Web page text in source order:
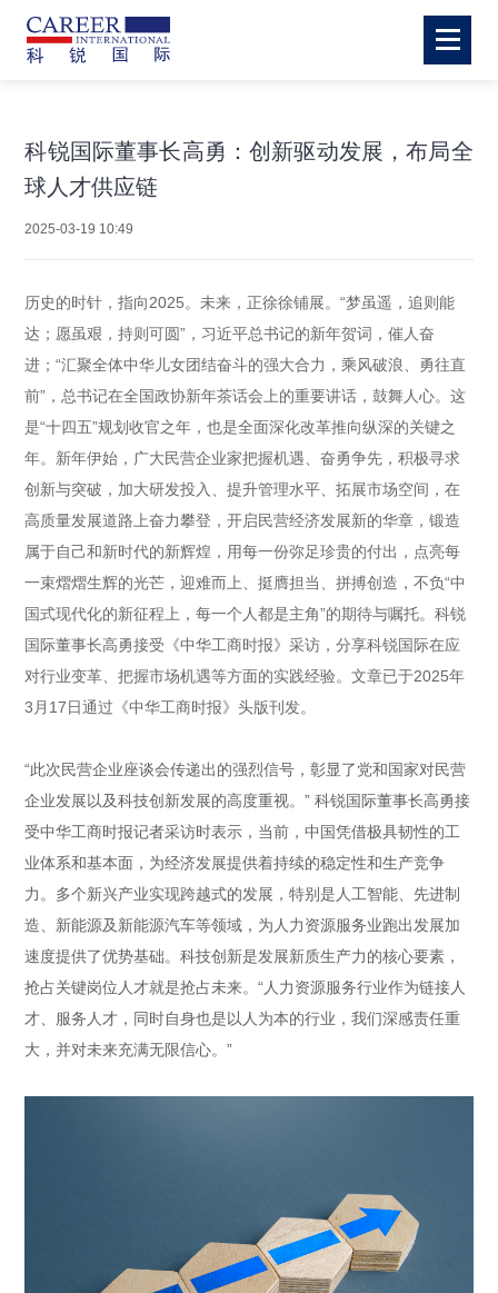
科锐国际董事长高勇：创新驱动发展，布局全
球人才供应链
2025-03-19 10:49
历史的时针，指向2025。未来，正徐徐铺展。“梦虽遥，追则能
达；愿虽艰，持则可圆”，习近平总书记的新年贺词，催人奋
进；“汇聚全体中华儿女团结奋斗的强大合力，乘风破浪、勇往直
前”，总书记在全国政协新年茶话会上的重要讲话，鼓舞人心。这
是“十四五”规划收官之年，也是全面深化改革推向纵深的关键之
年。新年伊始，广大民营企业家把握机遇、奋勇争先，积极寻求
创新与突破，加大研发投入、提升管理水平、拓展市场空间，在
高质量发展道路上奋力攀登，开启民营经济发展新的华章，锻造
属于自己和新时代的新辉煌，用每一份弥足珍贵的付出，点亮每
一束熠熠生辉的光芒，迎难而上、挺膺担当、拼搏创造，不负“中
国式现代化的新征程上，每一个人都是主角”的期待与嘱托。科锐
国际董事长高勇接受《中华工商时报》采访，分享科锐国际在应
对行业变革、把握市场机遇等方面的实践经验。文章已于2025年
3月17日通过《中华工商时报》头版刊发。
“此次民营企业座谈会传递出的强烈信号，彰显了党和国家对民营
企业发展以及科技创新发展的高度重视。” 科锐国际董事长高勇接
受中华工商时报记者采访时表示，当前，中国凭借极具韧性的工
业体系和基本面，为经济发展提供着持续的稳定性和生产竞争
力。多个新兴产业实现跨越式的发展，特别是人工智能、先进制
造、新能源及新能源汽车等领域，为人力资源服务业跑出发展加
速度提供了优势基础。科技创新是发展新质生产力的核心要素，
抢占关键岗位人才就是抢占未来。“人力资源服务行业作为链接人
才、服务人才，同时自身也是以人为本的行业，我们深感责任重
大，并对未来充满无限信心。”